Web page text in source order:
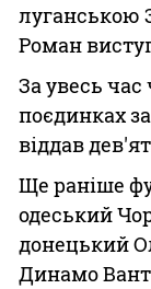
луганською
Роман
За увесь час
поєдинках
віддав
Ще раніше
одеський
донецький
Динамо